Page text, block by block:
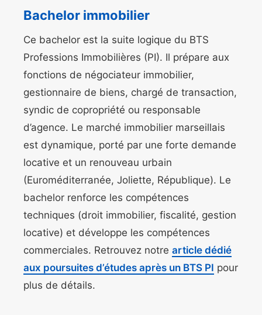
Bachelor immobilier
Ce bachelor est la suite logique du BTS
Professions Immobilières (PI). Il prépare aux
fonctions de négociateur immobilier,
gestionnaire de biens, chargé de transaction,
syndic de copropriété ou responsable
d’agence. Le marché immobilier marseillais
est dynamique, porté par une forte demande
locative et un renouveau urbain
(Euroméditerranée, Joliette, République). Le
bachelor renforce les compétences
techniques (droit immobilier, fiscalité, gestion
locative) et développe les compétences
commerciales. Retrouvez notre article dédié
aux poursuites d’études après un BTS PI pour
plus de détails.